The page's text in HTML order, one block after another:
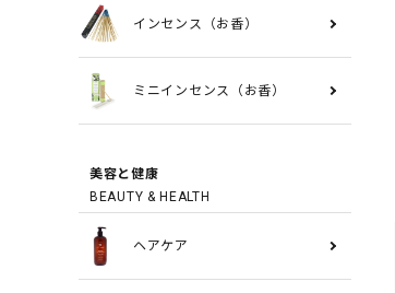
インセンス（お香）
ミニインセンス（お香）
美容と健康
BEAUTY & HEALTH
ヘアケア